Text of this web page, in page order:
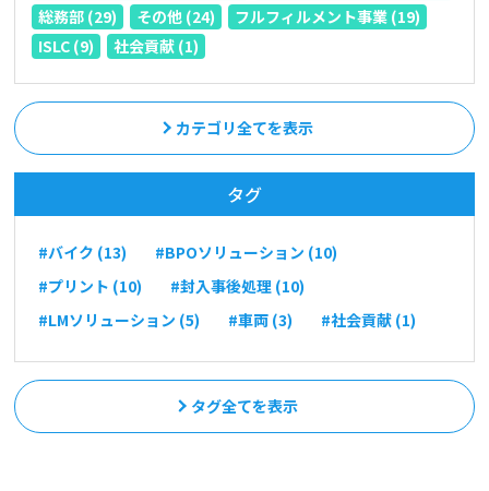
総務部 (29)
その他 (24)
フルフィルメント事業 (19)
ISLC (9)
社会貢献 (1)
カテゴリ全てを表示
タグ
#バイク (13)
#BPOソリューション (10)
#プリント (10)
#封入事後処理 (10)
#LMソリューション (5)
#車両 (3) #社会貢献 (1)
タグ全てを表示